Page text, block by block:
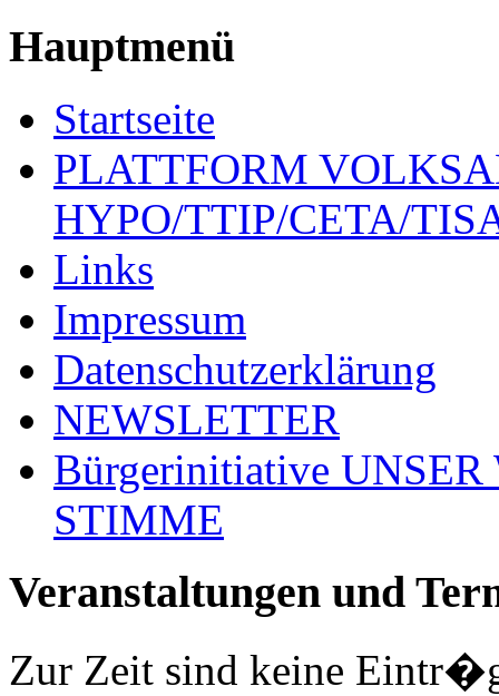
Hauptmenü
Startseite
PLATTFORM
HYPO/TTIP/CETA/
Links
Impressum
Datenschutzerklärung
NEWSLETTER
Bürgerinitiative
STIMME
Veranstaltungen und
Zur Zeit sind keine